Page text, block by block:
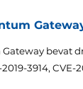
bevat
3914, CVE-